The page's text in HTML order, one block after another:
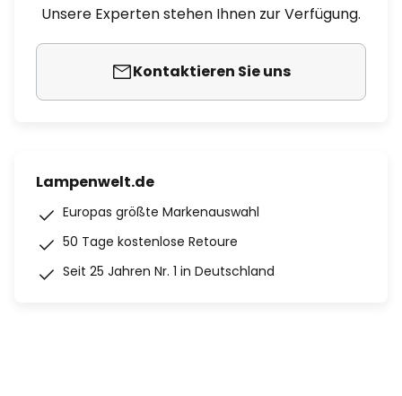
Unsere Experten stehen Ihnen zur Verfügung.
Kontaktieren Sie uns
Lampenwelt.de
Europas größte Markenauswahl
50 Tage kostenlose Retoure
Seit 25 Jahren Nr. 1 in Deutschland